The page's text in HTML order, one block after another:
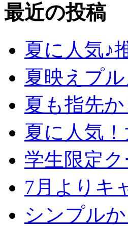
最近の投稿
夏に人気♪
夏映えプ
夏も指先
夏に人気
学生限定
7月よりキ
シンプル